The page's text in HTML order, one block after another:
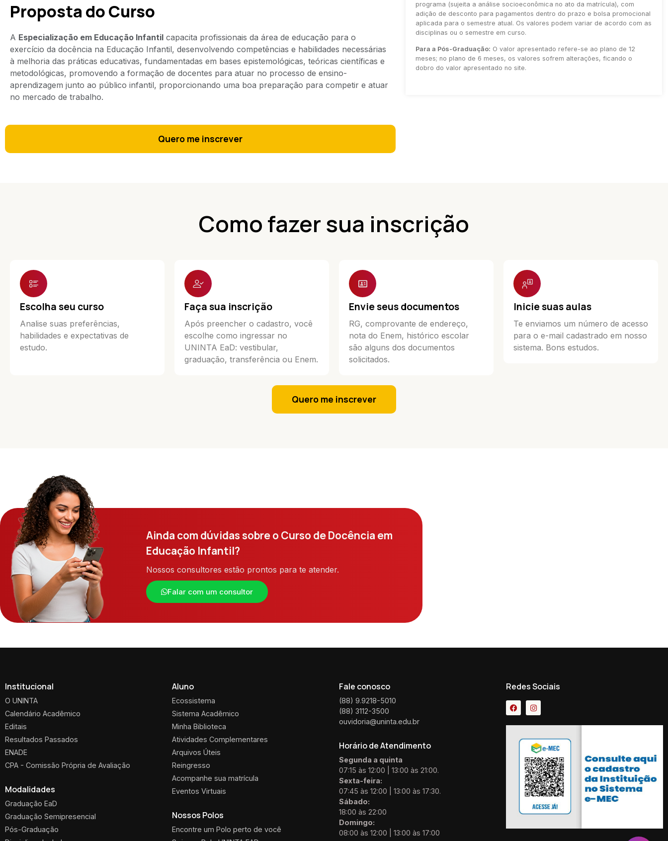
Proposta do Curso
A Especialização em Educação Infantil capacita profissionais da área de educação para o
exercício da docência na Educação Infantil, desenvolvendo competências e habilidades necessárias
à melhoria das práticas educativas, fundamentadas em bases epistemológicas, teóricas científicas e
metodológicas, promovendo a formação de docentes para atuar no processo de ensino-
aprendizagem junto ao público infantil, proporcionando uma boa preparação para competir e atuar
no mercado de trabalho.
Quero me inscrever
programa (sujeita a análise socioeconômica no ato da matrícula), com
adição de desconto para pagamentos dentro do prazo e bolsa promocional
aplicada para o semestre atual. Os valores podem variar de acordo com as
disciplinas ou o semestre em curso.
Para a Pós-Graduação: O valor apresentado refere-se ao plano de 12
meses; no plano de 6 meses, os valores sofrem alterações, ficando o
dobro do valor apresentado no site.
Como fazer sua inscrição
Escolha seu curso
Analise suas preferências,
habilidades e expectativas de
estudo.
Faça sua inscrição
Após preencher o cadastro, você
escolhe como ingressar no
UNINTA EaD: vestibular,
graduação, transferência ou Enem.
Envie seus documentos
RG, comprovante de endereço,
nota do Enem, histórico escolar
são alguns dos documentos
solicitados.
Inicie suas aulas
Te enviamos um número de acesso
para o e-mail cadastrado em nosso
sistema. Bons estudos.
Quero me inscrever
Ainda com dúvidas sobre o Curso de Docência em
Educação Infantil?
Nossos consultores estão prontos para te atender.
Falar com um consultor
Institucional
O UNINTA
Calendário Acadêmico
Editais
Resultados Passados
ENADE
CPA - Comissão Própria de Avaliação
Modalidades
Graduação EaD
Graduação Semipresencial
Pós-Graduação
Aluno
Ecossistema
Sistema Acadêmico
Minha Biblioteca
Atividades Complementares
Arquivos Úteis
Reingresso
Acompanhe sua matrícula
Eventos Virtuais
Nossos Polos
Encontre um Polo perto de você
Fale conosco
(88) 9.9218-5010
(88) 3112-3500
ouvidoria@uninta.edu.br
Horário de Atendimento
Segunda a quinta
07:15 às 12:00 | 13:00 às 21:00.
Sexta-feira:
07:45 às 12:00 | 13:00 às 17:30.
Sábado:
18:00 às 22:00
Domingo:
08:00 às 12:00 | 13:00 às 17:00
Redes Sociais